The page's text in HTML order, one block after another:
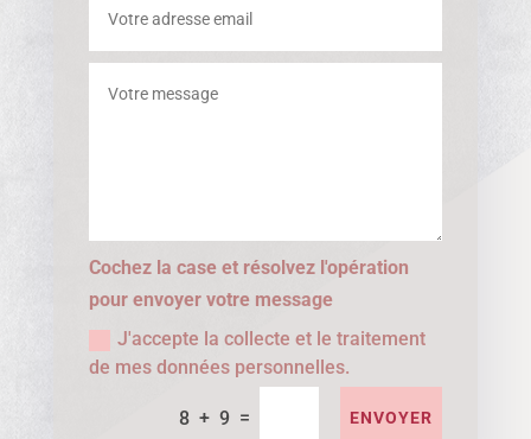
Cochez la case et résolvez l'opération
pour envoyer votre message
J'accepte la collecte et le traitement
de mes données personnelles.
8 + 9 = ENVOYER